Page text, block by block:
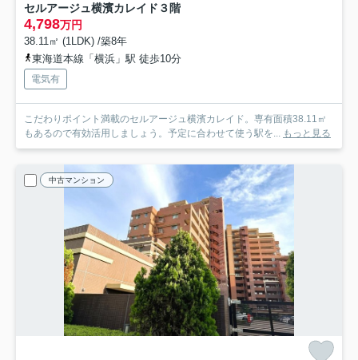
セルアージュ横濱カレイド ３階
4,798万円
38.11㎡ (1LDK) /築8年
東海道本線「横浜」駅 徒歩10分
電気有
こだわりポイント満載のセルアージュ横濱カレイド。専有面積38.11㎡
もあるので有効活用しましょう。予定に合わせて使う駅を... もっと見る
中古マンション